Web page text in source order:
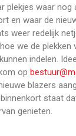
plekjes waar nog
en waar de
weer redelijk
we de plekken
indelen.
op
blazers
staat
genieten.